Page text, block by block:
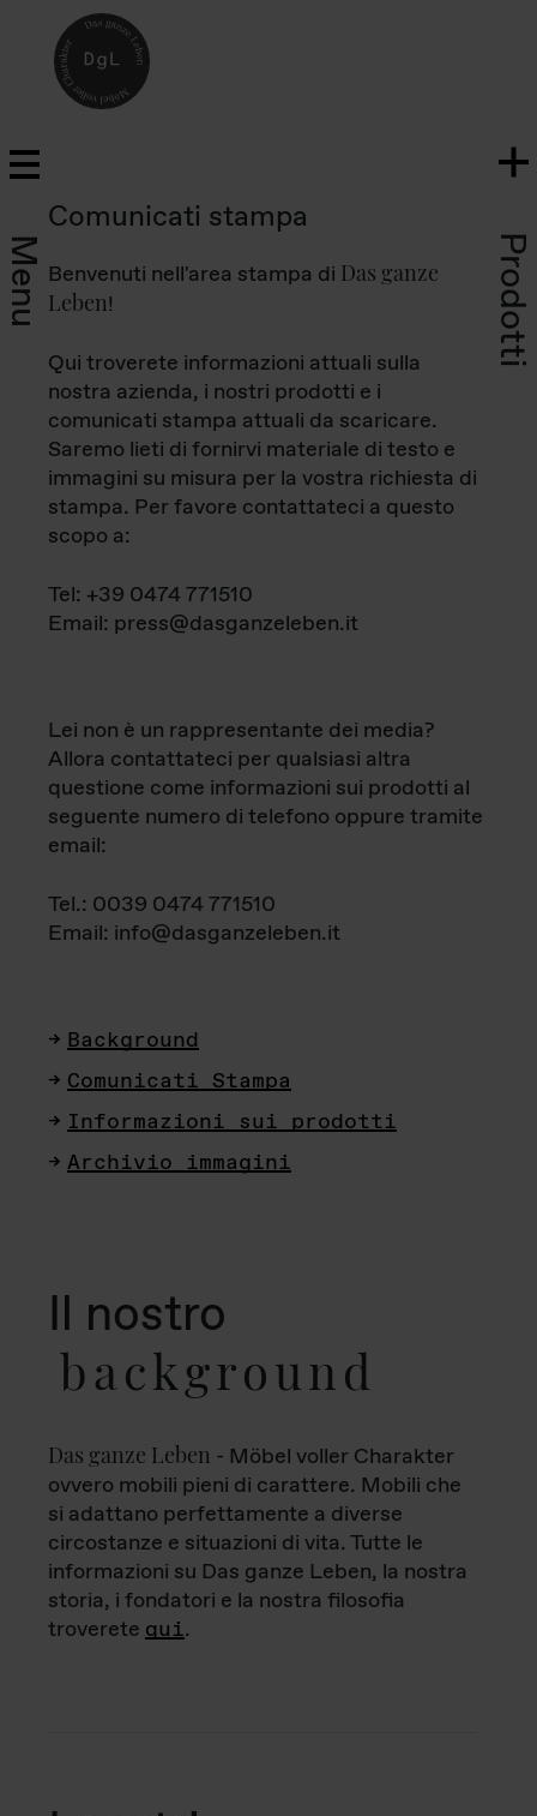
Menu Prodotti
Comunicati stampa
Benvenuti nell'area stampa di Das ganze
Leben!
Qui troverete informazioni attuali sulla
nostra azienda, i nostri prodotti e i
comunicati stampa attuali da scaricare.
Saremo lieti di fornirvi materiale di testo e
immagini su misura per la vostra richiesta di
stampa. Per favore contattateci a questo
scopo a:
Tel: +39 0474 771510
Email: press@dasganzeleben.it
Lei non è un rappresentante dei media?
Allora contattateci per qualsiasi altra
questione come informazioni sui prodotti al
seguente numero di telefono oppure tramite
email:
Tel.: 0039 0474 771510
Email: info@dasganzeleben.it
Background
Comunicati Stampa
Informazioni sui prodotti
Archivio immagini
Il nostro
background
Das ganze Leben - Möbel voller Charakter
ovvero mobili pieni di carattere. Mobili che
si adattano perfettamente a diverse
circostanze e situazioni di vita. Tutte le
informazioni su Das ganze Leben, la nostra
storia, i fondatori e la nostra filosofia
troverete qui.